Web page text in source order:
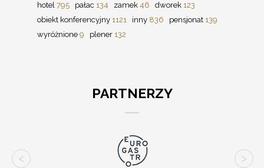
hotel 795 pałac 134 zamek 46 dworek 123
obiekt konferencyjny 1121 inny 836 pensjonat 139
wyróżnione 9 plener 132
PARTNERZY